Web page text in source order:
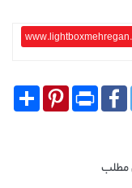
Share
Pinterest Print
Facebook
مطلب